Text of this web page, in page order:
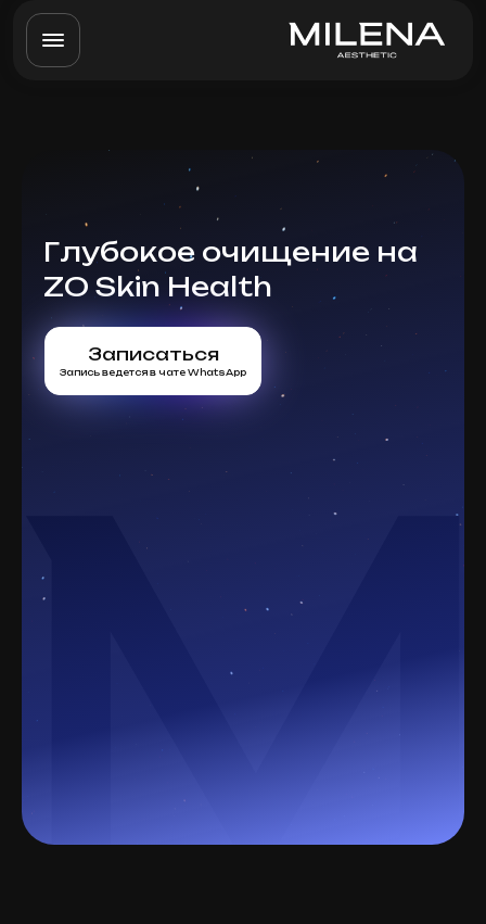
Глубокое очищение на
ZO Skin Health
Записаться
Запись ведется в чате WhatsApp